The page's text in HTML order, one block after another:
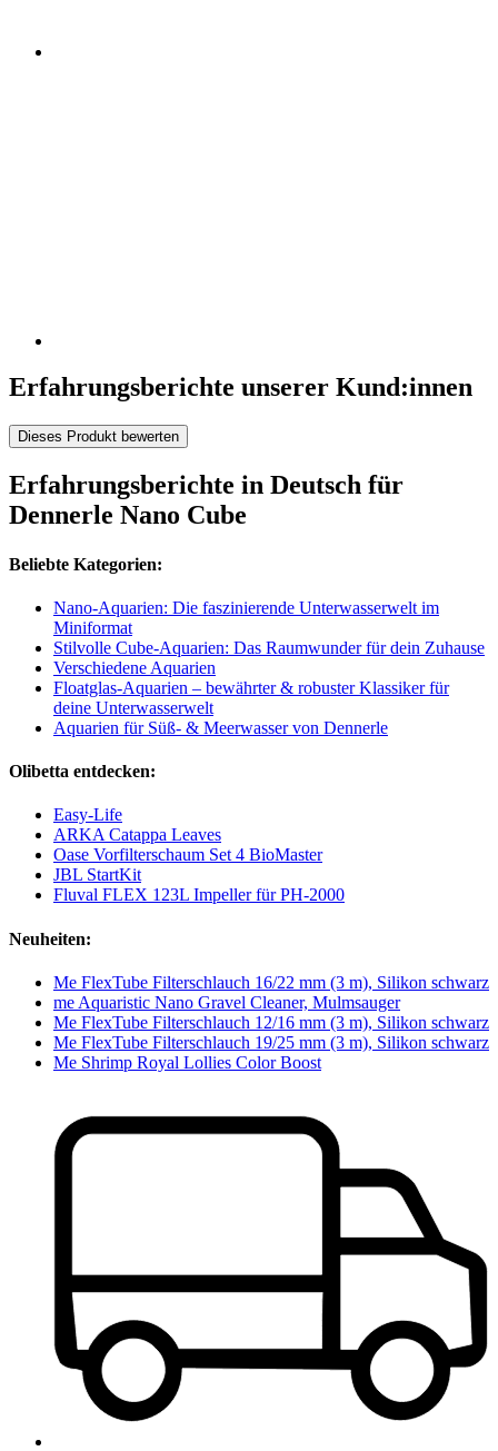
Erfahrungsberichte unserer Kund:innen
Dieses Produkt bewerten
Erfahrungsberichte in Deutsch für
Dennerle Nano Cube
Beliebte Kategorien:
Nano-Aquarien: Die faszinierende Unterwasserwelt im
Miniformat
Stilvolle Cube-Aquarien: Das Raumwunder für dein Zuhause
Verschiedene Aquarien
Floatglas-Aquarien – bewährter & robuster Klassiker für
deine Unterwasserwelt
Aquarien für Süß- & Meerwasser von Dennerle
Olibetta entdecken:
Easy-Life
ARKA Catappa Leaves
Oase Vorfilterschaum Set 4 BioMaster
JBL StartKit
Fluval FLEX 123L Impeller für PH-2000
Neuheiten:
Me FlexTube Filterschlauch 16/22 mm (3 m), Silikon schwarz
me Aquaristic Nano Gravel Cleaner, Mulmsauger
Me FlexTube Filterschlauch 12/16 mm (3 m), Silikon schwarz
Me FlexTube Filterschlauch 19/25 mm (3 m), Silikon schwarz
Me Shrimp Royal Lollies Color Boost